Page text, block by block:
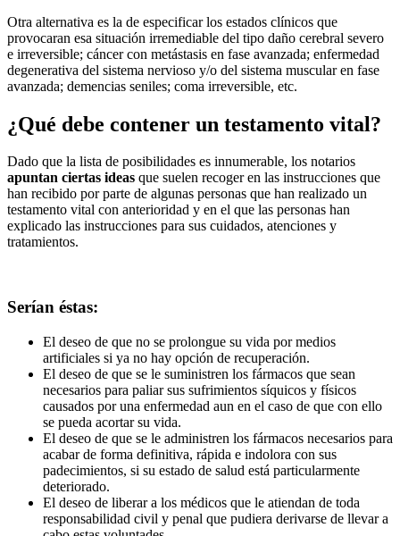
Otra alternativa es la de especificar los estados clínicos que
provocaran esa situación irremediable del tipo daño cerebral severo
e irreversible; cáncer con metástasis en fase avanzada; enfermedad
degenerativa del sistema nervioso y/o del sistema muscular en fase
avanzada; demencias seniles; coma irreversible, etc.
¿Qué debe contener un testamento vital?
Dado que la lista de posibilidades es innumerable, los notarios
apuntan ciertas ideas que suelen recoger en las instrucciones que
han recibido por parte de algunas personas que han realizado un
testamento vital con anterioridad y en el que las personas han
explicado las instrucciones para sus cuidados, atenciones y
tratamientos.
Serían éstas:
El deseo de que no se prolongue su vida por medios
artificiales si ya no hay opción de recuperación.
El deseo de que se le suministren los fármacos que sean
necesarios para paliar sus sufrimientos síquicos y físicos
causados por una enfermedad aun en el caso de que con ello
se pueda acortar su vida.
El deseo de que se le administren los fármacos necesarios para
acabar de forma definitiva, rápida e indolora con sus
padecimientos, si su estado de salud está particularmente
deteriorado.
El deseo de liberar a los médicos que le atiendan de toda
responsabilidad civil y penal que pudiera derivarse de llevar a